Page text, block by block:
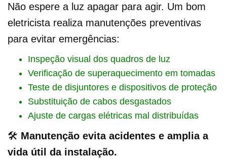
Não espere a luz apagar para agir. Um bom
eletricista realiza manutenções preventivas
para evitar emergências:
Inspeção visual dos quadros de luz
Verificação de superaquecimento em tomadas
Teste de disjuntores e dispositivos de proteção
Substituição de cabos desgastados
Ajuste de cargas elétricas mal distribuídas
🛠️ Manutenção evita acidentes e amplia a
vida útil da instalação.